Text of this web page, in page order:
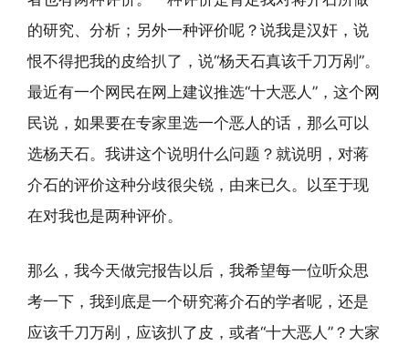
的研究、分析；另外一种评价呢？说我是汉奸，说
恨不得把我的皮给扒了，说“杨天石真该千刀万剐”。
最近有一个网民在网上建议推选“十大恶人”，这个网
民说，如果要在专家里选一个恶人的话，那么可以
选杨天石。我讲这个说明什么问题？就说明，对蒋
介石的评价这种分歧很尖锐，由来已久。以至于现
在对我也是两种评价。
那么，我今天做完报告以后，我希望每一位听众思
考一下，我到底是一个研究蒋介石的学者呢，还是
应该千刀万剐，应该扒了皮，或者“十大恶人”？大家